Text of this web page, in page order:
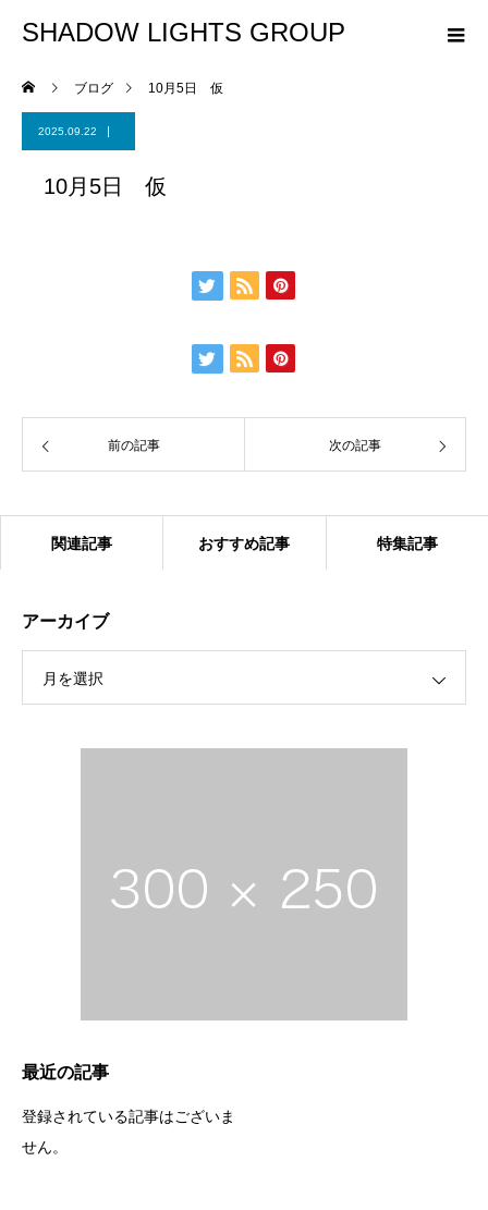
SHADOW LIGHTS GROUP
ブログ 10月5日 仮
2025.09.22
10月5日 仮
前の記事 次の記事
関連記事 おすすめ記事 特集記事
アーカイブ
月を選択
最近の記事
登録されている記事はございま
せん。